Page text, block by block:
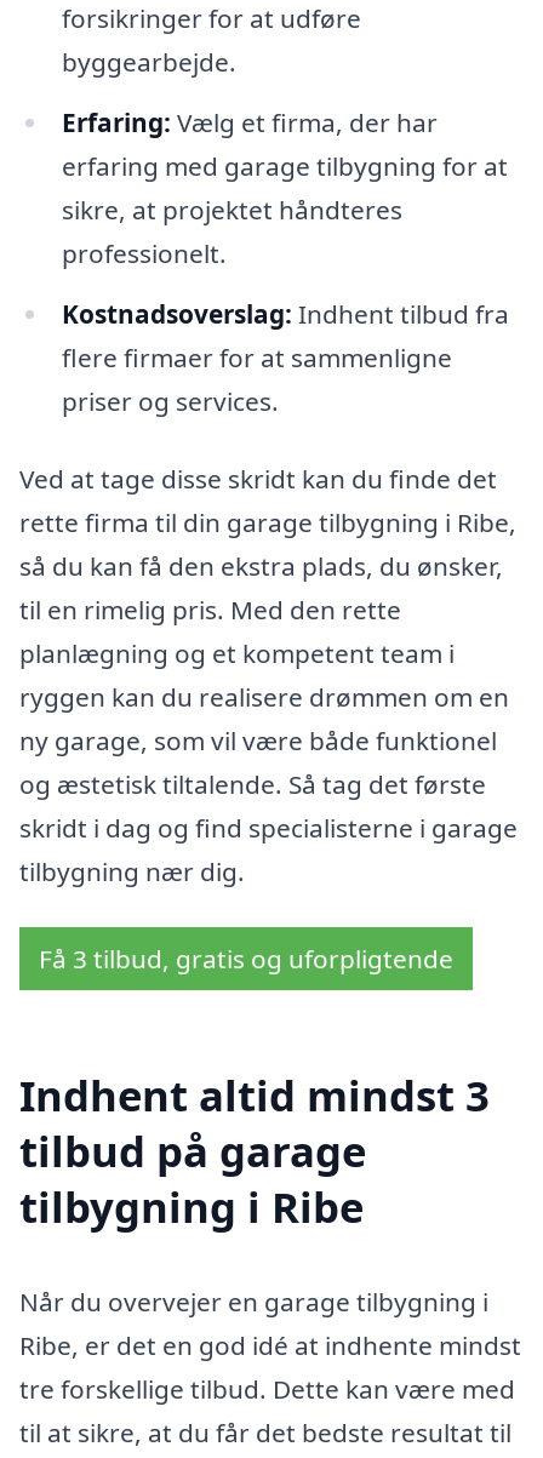
forsikringer for at udføre
byggearbejde.
Erfaring: Vælg et firma, der har
erfaring med garage tilbygning for at
sikre, at projektet håndteres
professionelt.
Kostnadsoverslag: Indhent tilbud fra
flere firmaer for at sammenligne
priser og services.
Ved at tage disse skridt kan du finde det
rette firma til din garage tilbygning i Ribe,
så du kan få den ekstra plads, du ønsker,
til en rimelig pris. Med den rette
planlægning og et kompetent team i
ryggen kan du realisere drømmen om en
ny garage, som vil være både funktionel
og æstetisk tiltalende. Så tag det første
skridt i dag og find specialisterne i garage
tilbygning nær dig.
Få 3 tilbud, gratis og uforpligtende
Indhent altid mindst 3
tilbud på garage
tilbygning i Ribe
Når du overvejer en garage tilbygning i
Ribe, er det en god idé at indhente mindst
tre forskellige tilbud. Dette kan være med
til at sikre, at du får det bedste resultat til